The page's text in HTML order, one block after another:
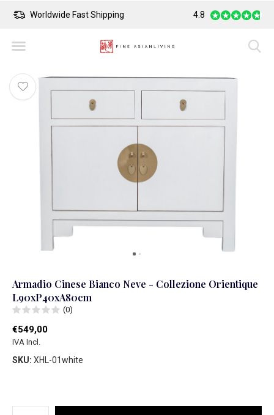
Worldwide Fast Shipping Safe Payment
4.8
Armadio Cinese Bianco Neve - Collezione Orientique
L90xP40xA80cm
(0)
€549,00
IVA Incl.
SKU: XHL-01white